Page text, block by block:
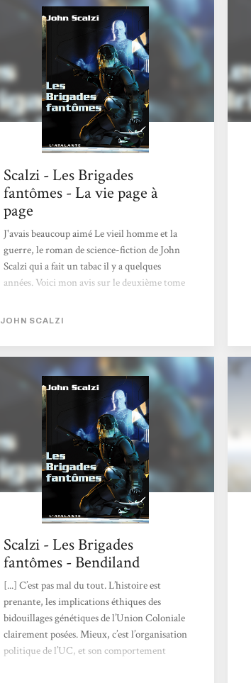
Scalzi réutilise son univers déjà présenté en
le rendant accessible à un lecteur novice.
D’autant qu’ici,...
Scalzi - Les Brigades
fantômes - La vie page à
page
J'avais beaucoup aimé Le vieil homme et la
guerre, le roman de science-fiction de John
Scalzi qui a fait un tabac il y a quelques
années. Voici mon avis sur le deuxième tome
la série inaugurée par Le vieil homme et la
enthousiasme, je n'avais pas osé continuer la
série immédiatement, je la gardais en réserve
en cas de besoin urgent de bonne lecture. Au
début, j'ai été un peu décontenancée :
l'histoire commence avec une série de
personnages que je ne connaissais pas du
tout,...
JOHN SCALZI
Scalzi - Les Brigades
fantômes - Bendiland
[...] C’est pas mal du tout. L’histoire est
prenante, les implications éthiques des
bidouillages génétiques de l’Union Coloniale
clairement posées. Mieux, c’est l’organisation
politique de l’UC, et son comportement